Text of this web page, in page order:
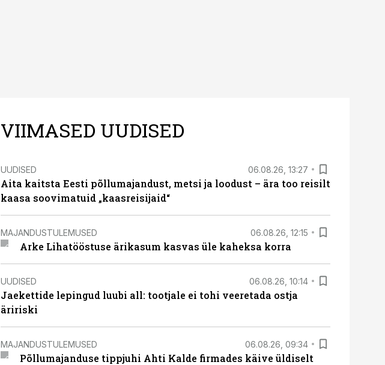
VIIMASED UUDISED
UUDISED 06.08.26, 13:27
Aita kaitsta Eesti põllumajandust, metsi ja loodust – ära too reisilt
kaasa soovimatuid „kaasreisijaid“
MAJANDUSTULEMUSED 06.08.26, 12:15
Arke Lihatööstuse ärikasum kasvas üle kaheksa korra
UUDISED 06.08.26, 10:14
Jaekettide lepingud luubi all: tootjale ei tohi veeretada ostja
äririski
MAJANDUSTULEMUSED 06.08.26, 09:34
Põllumajanduse tippjuhi Ahti Kalde firmades käive üldiselt